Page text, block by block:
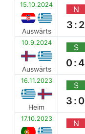
15.10.2024
Auswärts
N
3:2
10.9.2024
Auswärts
S
0:4
16.11.2023
Heim
S
3:0
17.10.2023 N